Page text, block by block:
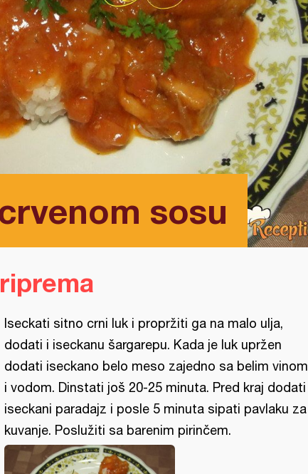
sosu
Iseckati sitno crni luk i propržiti ga na malo ulja,
dodati i iseckanu šargarepu. Kada je luk upržen
dodati iseckano belo meso zajedno sa belim vinom
i vodom. Dinstati još 20-25 minuta. Pred kraj dodati
iseckani paradajz i posle 5 minuta sipati pavlaku za
kuvanje. Poslužiti sa barenim pirinčem.